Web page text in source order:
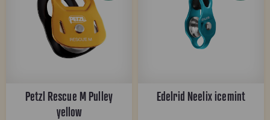
Petzl Rescue M Pulley
yellow
Edelrid Neelix icemint